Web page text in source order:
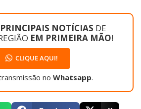
NOTÍCIAS DE
EM PRIMEIRA MÃO!
CLIQUE AQUI!
no Whatsapp.